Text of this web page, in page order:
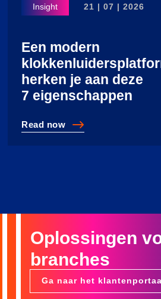
21 | 07 | 2026
Een modern
herken je aan deze
7 eigenschappen
Read now
Oplossingen
branches
Ga naar het klantenportaal